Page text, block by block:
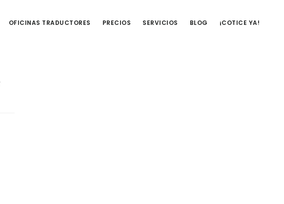
OFICINAS TRADUCTORES PRECIOS SERVICIOS BLOG ¡COTICE YA!